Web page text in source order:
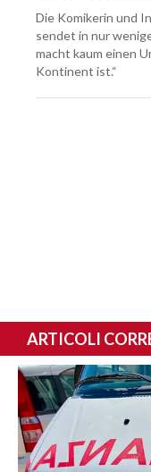
Die Komikerin und
sendet in nur
macht kaum einen
Kontinent ist.“
ARTICOLI